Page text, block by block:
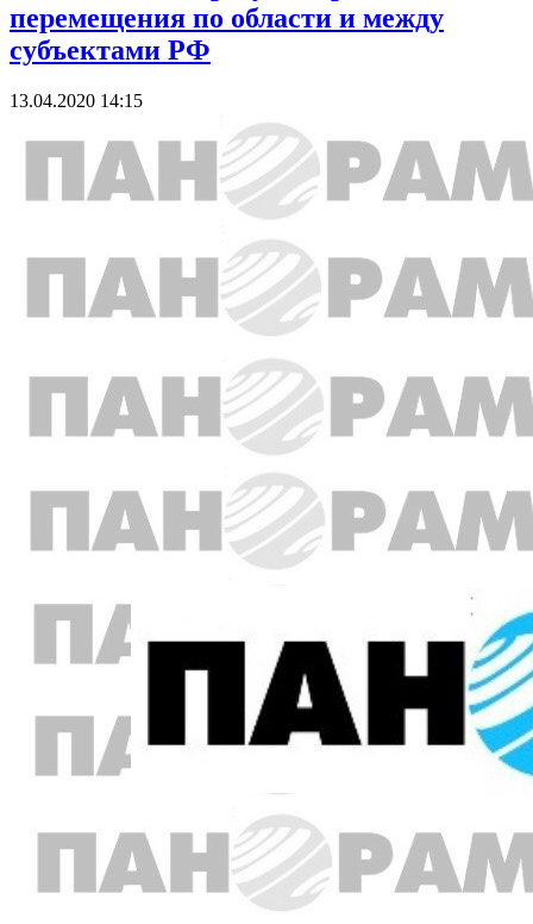
перемещения по области и между
субъектами РФ
13.04.2020 14:15